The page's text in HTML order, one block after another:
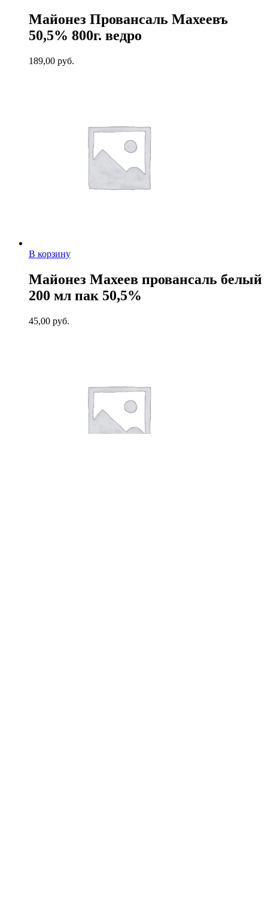
Майонез Провансаль Махеевъ
50,5% 800г. ведро
189,00 руб.
В корзину
Майонез Махеев провансаль белый
200 мл пак 50,5%
45,00 руб.